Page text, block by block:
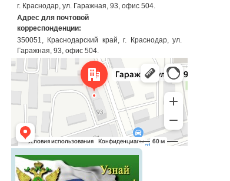
г. Краснодар, ул. Гаражная, 93, офис 504.
Адрес для почтовой
корреспонденции:
350051, Краснодарский край, г. Краснодар, ул.
Гаражная, 93, офис 504.
Краснодар
Гаражная улица, 93 — Яндекс Карты